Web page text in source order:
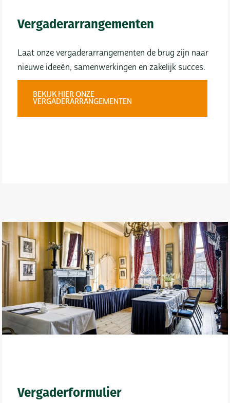
Vergaderarrangementen
Laat onze vergaderarrangementen de brug zijn naar
nieuwe ideeën, samenwerkingen en zakelijk succes.
BEKIJK HIER ONZE
VERGADERARRANGEMENTEN
Vergaderformulier